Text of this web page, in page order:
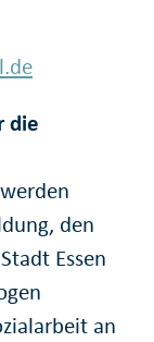
die
den
Essen
an